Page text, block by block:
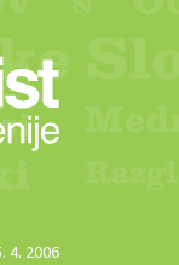
4. 2006